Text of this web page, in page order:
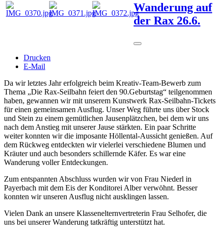
Wanderung auf
der Rax 26.6.
Drucken
E-Mail
Da wir letztes Jahr erfolgreich beim Kreativ-Team-Bewerb zum
Thema „Die Rax-Seilbahn feiert den 90.Geburtstag“ teilgenommen
haben, gewannen wir mit unserem Kunstwerk Rax-Seilbahn-Tickets
für einen gemeinsamen Ausflug. Unser Weg führte uns über Stock
und Stein zu einem gemütlichen Jausenplätzchen, bei dem wir uns
nach dem Anstieg mit unserer Jause stärkten. Ein paar Schritte
weiter konnten wir die imposante Höllental-Aussicht genießen. Auf
dem Rückweg entdeckten wir vielerlei verschiedene Blumen und
Kräuter und auch besonders schillernde Käfer. Es war eine
Wanderung voller Entdeckungen.
Zum entspannten Abschluss wurden wir von Frau Niederl in
Payerbach mit dem Eis der Konditorei Alber verwöhnt. Besser
konnten wir unseren Ausflug nicht ausklingen lassen.
Vielen Dank an unsere Klassenelternvertreterin Frau Selhofer, die
uns bei unserer Wanderung tatkräftig unterstützt hat.